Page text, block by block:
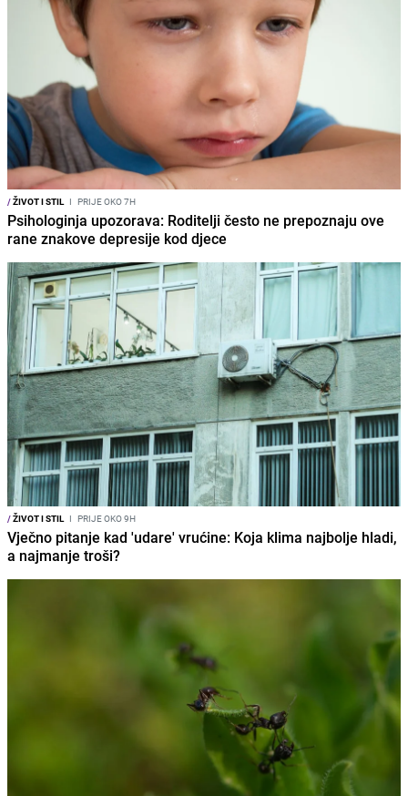
/ŽIVOT I STIL I PRIJE OKO 7H
Psihologinja upozorava: Roditelji često ne prepoznaju ove
rane znakove depresije kod djece
/ŽIVOT I STIL I PRIJE OKO 9H
Vječno pitanje kad 'udare' vrućine: Koja klima najbolje hladi,
a najmanje troši?